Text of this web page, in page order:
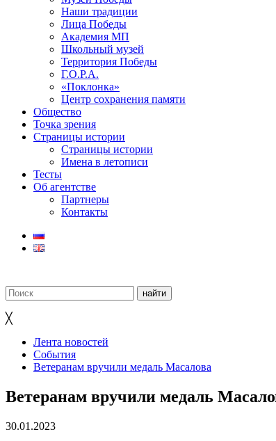
Наши традиции
Лица Победы
Академия МП
Школьный музей
Территория Победы
Г.О.Р.А.
«Поклонка»
Центр сохранения памяти
Общество
Точка зрения
Страницы истории
Страницы истории
Имена в летописи
Тесты
Об агентстве
Партнеры
Контакты
╳
Лента новостей
События
Ветеранам вручили медаль Масалова
Ветеранам вручили медаль
30.01.2023